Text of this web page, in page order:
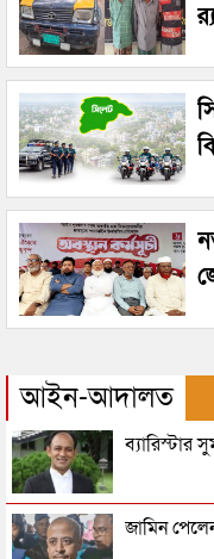
আইন-আদালত
ব্যারিস্টার
জামিন